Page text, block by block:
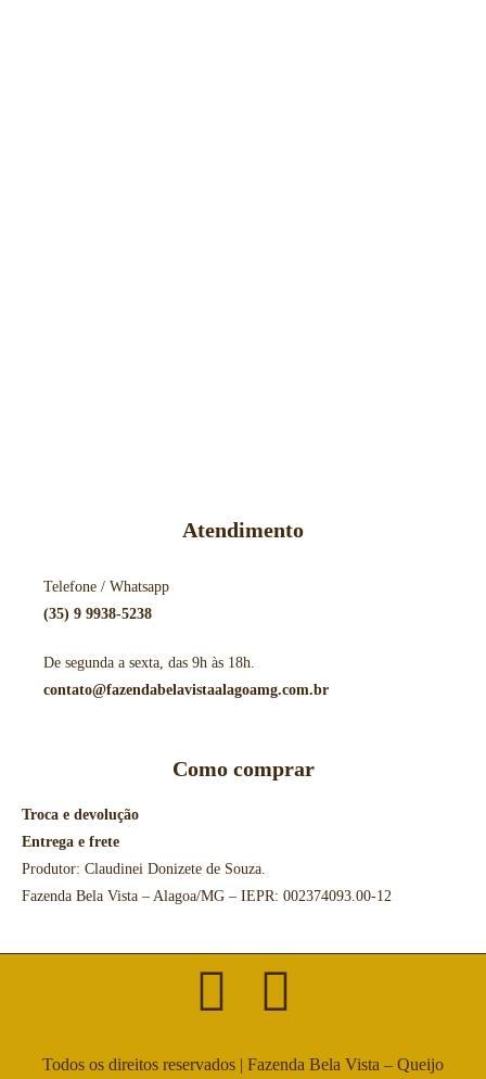
Atendimento
Telefone / Whatsapp
(35) 9 9938-5238
De segunda a sexta, das 9h às 18h.
contato@fazendabelavistaalagoamg.com.br
Como comprar
Troca e devolução
Entrega e frete
Produtor: Claudinei Donizete de Souza.
Fazenda Bela Vista – Alagoa/MG – IEPR: 002374093.00-12
Todos os direitos reservados | Fazenda Bela Vista – Queijo